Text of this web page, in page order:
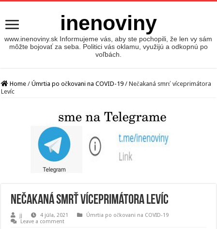
inenoviny
www.inenoviny.sk Informujeme vás, aby ste pochopili, že len vy sám
môžte bojovať za seba. Politici vás oklamu, využijú a odkopnú po
voľbách.
Home / Úmrtia po očkovani na COVID-19 / Nečakaná smrť víceprimátora
Levíc
Nečakaná smrť víceprimátora Levíc
jj 4 júla, 2021
Úmrtia po očkovani na COVID-19
Leave a comment